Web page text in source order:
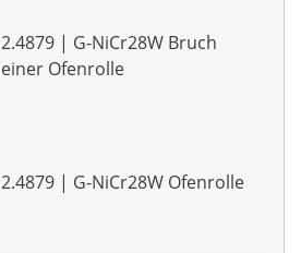
2.4879 | G-NiCr28W Bruch
einer Ofenrolle
2.4879 | G-NiCr28W Ofenrolle